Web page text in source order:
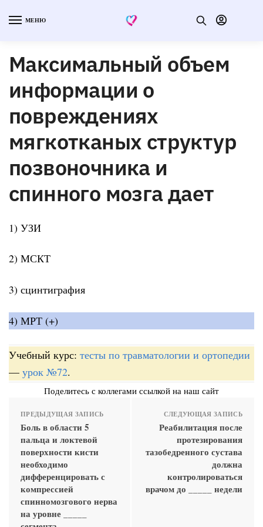
МЕНЮ
Максимальный объем
информации о
повреждениях
мягкотканых структур
позвоночника и
спинного мозга дает
1) УЗИ
2) МСКТ
3) сцинтиграфия
4) МРТ (+)
Учебный курс: тесты по травматологии и ортопедии
— урок №72.
Поделитесь с коллегами ссылкой на наш сайт
ПРЕДЫДУЩАЯ ЗАПИСЬ
Боль в области 5
пальца и локтевой
поверхности кисти
необходимо
дифференцировать с
компрессией
спинномозгового нерва
на уровне _____
СЛЕДУЮЩАЯ ЗАПИСЬ
Реабилитация после
протезирования
тазобедренного сустава
должна
контролироваться
врачом до _____ недели